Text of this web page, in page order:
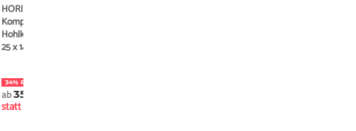
HORI Terrassendielen
Komplettset WPC Treibholz
Hohlkammer grau Bi-Color
25 x 145 mm
34% Rabatt
ab358,32 €
statt